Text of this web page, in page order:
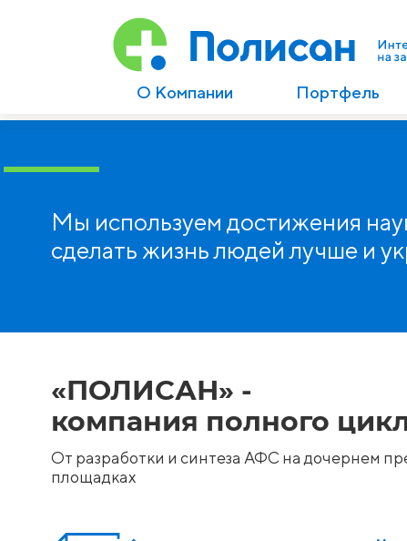
О Компании Портфель
Мы используем достижения
сделать жизнь людей лучше и
«ПОЛИСАН» -
компания полного
От разработки и синтеза АФС на дочернем
площадках